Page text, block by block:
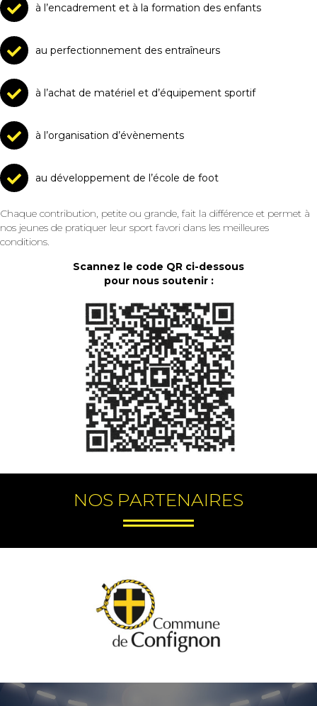
à l’encadrement et à la formation des enfants
au perfectionnement des entraîneurs
à l’achat de matériel et d’équipement sportif
à l’organisation d’évènements
au développement de l’école de foot
Chaque contribution, petite ou grande, fait la différence et permet à
nos jeunes de pratiquer leur sport favori dans les meilleures
conditions.
Scannez le code QR ci-dessous
pour nous soutenir :
NOS PARTENAIRES